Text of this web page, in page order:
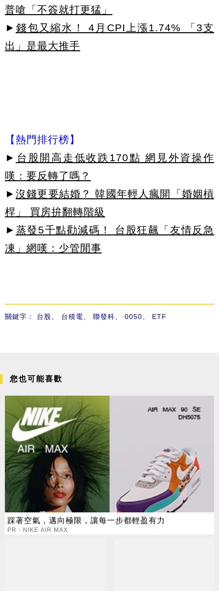
普嗆「不簽就打更猛」
► 錢包又縮水！ 4月CPI上漲1.74% 「3支
出」是最大推手
【熱門排行榜】
► 台股開高走低收跌170點 網見外資操作
嘆：要反轉了嗎？
► 沒錢更要結婚？ 韓國年輕人瘋開「婚姻槓
桿」 買房拚翻轉階級
► 蒸發5千點勸減碼！ 台股狂飆「友情反急
凍」網嘆：少管閒事
關鍵字： 台股 台積電 聯發科 0050 ETF
您也可能喜歡
踩著空氣，邁向極限，讓每一步都輕盈有力
PR・NIKE AIR MAX